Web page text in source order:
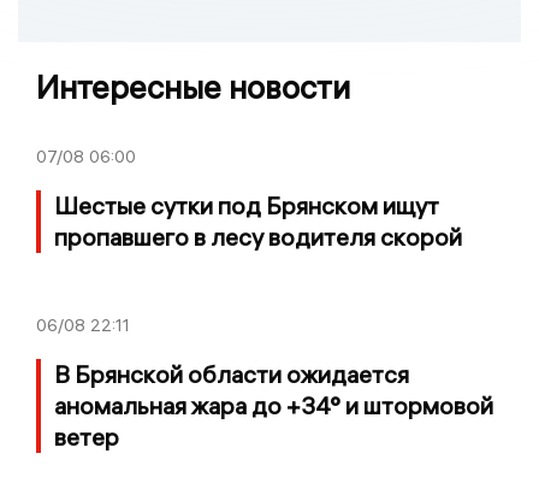
Интересные новости
07/08 06:00
Шестые сутки под Брянском ищут
пропавшего в лесу водителя скорой
06/08 22:11
В Брянской области ожидается
аномальная жара до +34° и штормовой
ветер